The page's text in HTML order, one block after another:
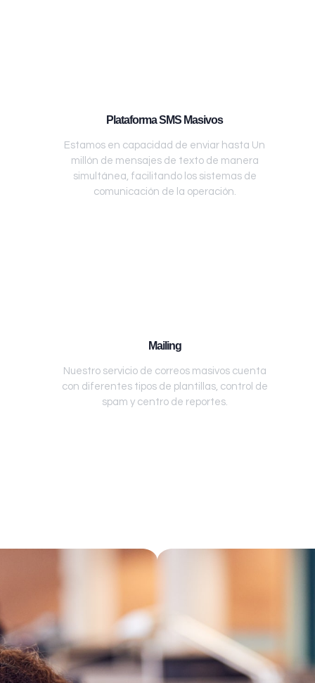
Plataforma SMS Masivos
Estamos en capacidad de enviar hasta Un
millón de mensajes de texto de manera
simultánea, facilitando los sistemas de
comunicación de la operación.
Mailing
Nuestro servicio de correos masivos cuenta
con diferentes tipos de plantillas, control de
spam y centro de reportes.